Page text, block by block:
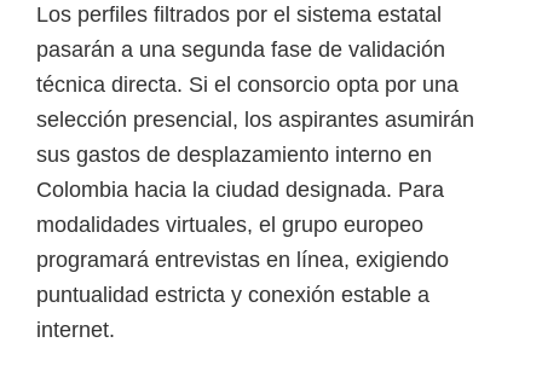
Los perfiles filtrados por el sistema estatal
pasarán a una segunda fase de validación
técnica directa. Si el consorcio opta por una
selección presencial, los aspirantes asumirán
sus gastos de desplazamiento interno en
Colombia hacia la ciudad designada. Para
modalidades virtuales, el grupo europeo
programará entrevistas en línea, exigiendo
puntualidad estricta y conexión estable a
internet.